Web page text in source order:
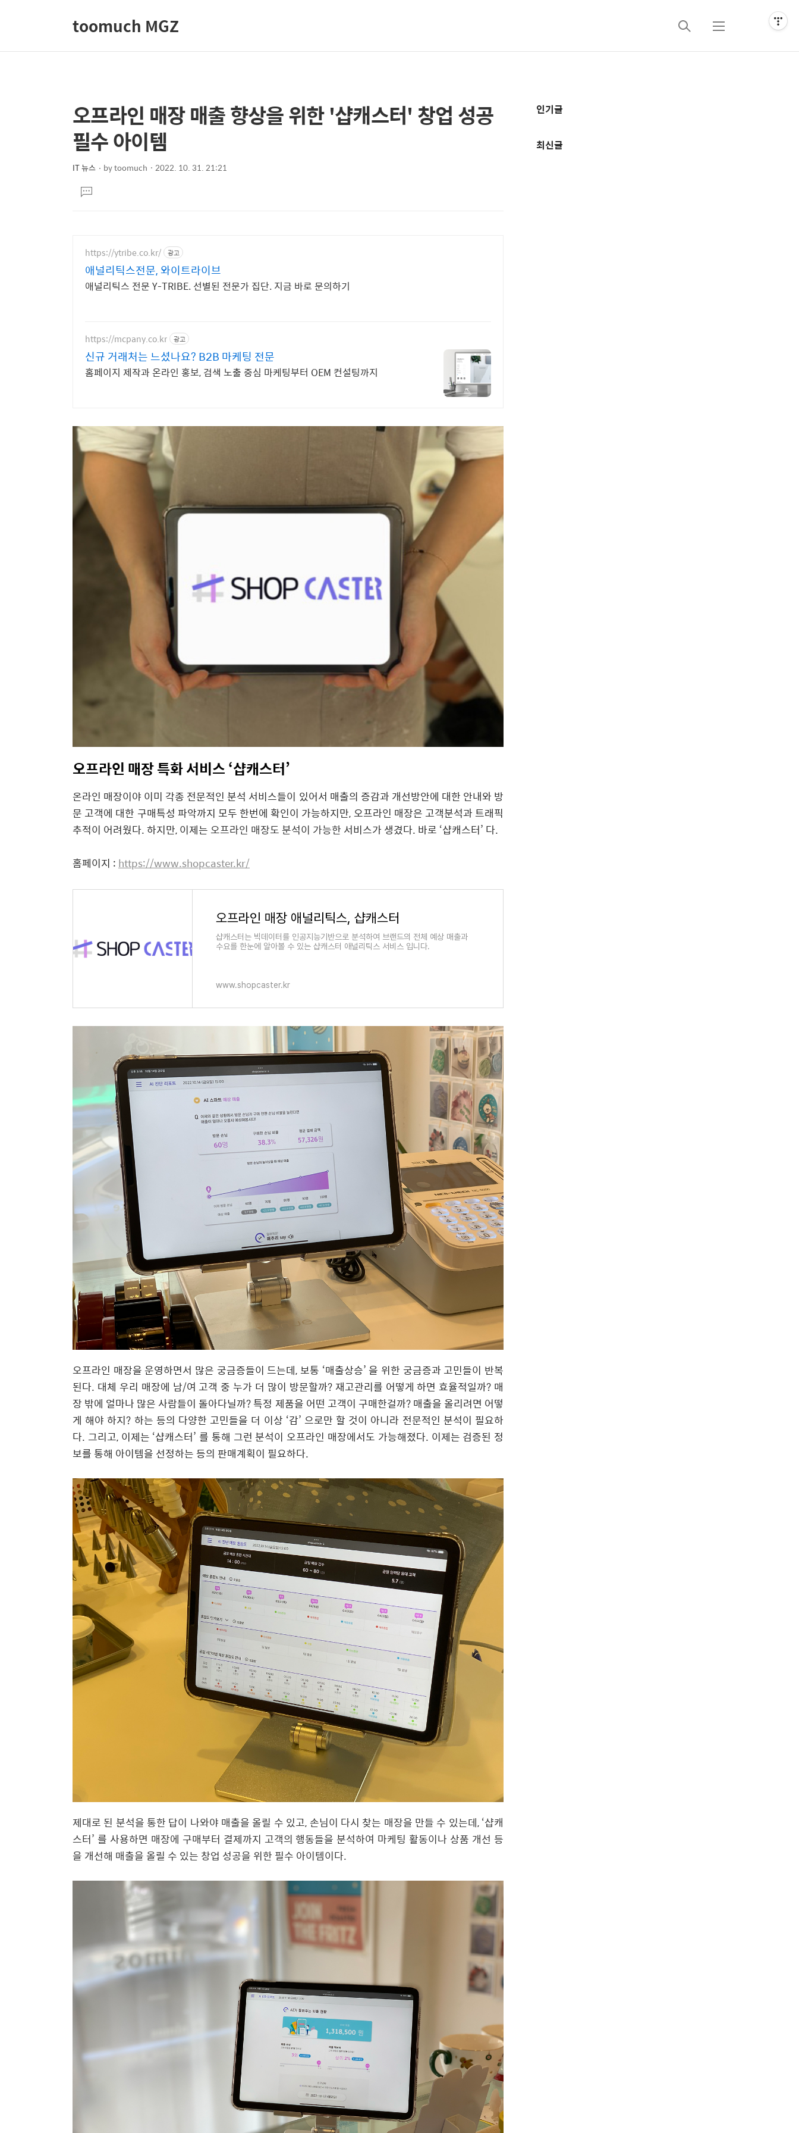
toomuch MGZ
검
메
상
세
컨
텐
본
문
제
목
오프라인 매장 매출 향상을 위한 '샵캐스터' 창업 성공
필수 아이템
IT 뉴스 bytoomuch 2022. 10. 31. 21:21
문댓
글
https://ytribe.co.kr/ 광고
애널리틱스전문, 와이트라이브
애널리틱스 전문 Y-TRIBE. 선별된 전문가 집단. 지금 바로 문의하기
https://mcpany.co.kr 광고
신규 거래처는 느셨나요? B2B 마케팅 전문
홈페이지 제작과 온라인 홍보, 검색 노출 중심 마케팅부터 OEM 컨설팅까지
오프라인 매장특화서비스‘샵캐스터’
온라인 매장이야 이미 각종 전문적인 분석 서비스들이 있어서 매출의 증감과 개선방안에 대한 안내와 방
문 고객에 대한 구매특성 파악까지 모두 한번에 확인이 가능하지만,오프라인 매장은 고객분석과트래픽
추적이 어려웠다.하지만,이제는 오프라인 매장도 분석이 가능한 서비스가 생겼다. 바로 ‘샵캐스터’ 다.
홈페이지 : https://www.shopcaster.kr/
오프라인 매장 애널리틱스, 샵캐스터
샵캐스터는 빅데이터를 인공지능기반으로 분석하여 브랜드의 전체 예상 매출과
수요를 한눈에 알아볼 수 있는 샵캐스터 애널리틱스 서비스 입니다.
www.shopcaster.kr
오프라인 매장을 운영하면서 많은 궁금증들이 드는데, 보통 ‘매출상승’을 위한 궁금증과 고민들이 반복
된다. 대체 우리 매장에 남/여 고객 중 누가 더 많이 방문할까? 재고관리를 어떻게 하면 효율적일까? 매
장 밖에 얼마나 많은 사람들이 돌아다닐까?특정 제품을 어떤 고객이 구매한걸까?매출을 올리려면 어떻
게 해야 하지? 하는 등의 다양한 고민들을 더 이상 ‘감’ 으로만 할 것이 아니라 전문적인 분석이 필요하
다. 그리고, 이제는 ‘샵캐스터’ 를 통해 그런 분석이 오프라인 매장에서도 가능해졌다. 이제는 검증된 정
보를통해 아이템을 선정하는 등의 판매계획이 필요하다.
제대로 된 분석을 통한 답이 나와야 매출을 올릴 수 있고, 손님이 다시 찾는 매장을 만들 수 있는데, ‘샵캐
스터’ 를 사용하면 매장에 구매부터 결제까지 고객의 행동들을 분석하여 마케팅 활동이나 상품 개선 등
을 개선해 매출을 올릴 수 있는 창업 성공을 위한 필수 아이템이다.
추
정
인기글
최신글